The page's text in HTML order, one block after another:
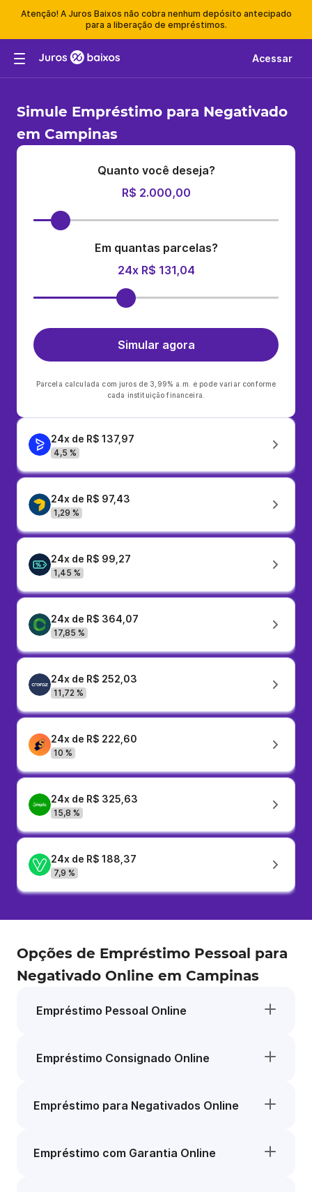
Atenção! A Juros Baixos não cobra nenhum depósito antecipado
para a liberação de empréstimos.
Acessar
Simule Empréstimo para Negativado
em Campinas
Quanto você deseja?
R$ 2.000,00
Em quantas parcelas?
24x R$ 131,04
Simular agora
Parcela calculada com juros de 3,99% a.m. e pode variar conforme
cada instituição financeira.
24x de R$ 137,97
4,5 %
24x de R$ 97,43
1,29 %
24x de R$ 99,27
1,45 %
24x de R$ 364,07
17,85 %
24x de R$ 252,03
11,72 %
24x de R$ 222,60
10 %
24x de R$ 325,63
15,8 %
24x de R$ 188,37
7,9 %
Opções de Empréstimo Pessoal para
Negativado Online em Campinas
Empréstimo Pessoal Online
Empréstimo Consignado Online
Empréstimo para Negativados Online
Empréstimo com Garantia Online